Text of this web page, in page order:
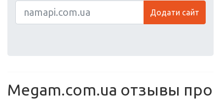
Додати сайт
Megam.com.ua отзывы про